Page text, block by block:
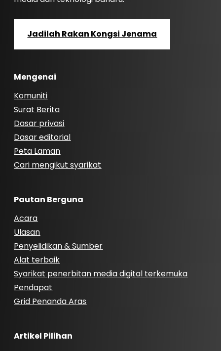
Jadilah Rakan Kongsi Jenama
Mengenai
Komuniti
Surat Berita
Dasar privasi
Dasar editorial
Peta Laman
Cari mengikut syarikat
Pautan Berguna
Acara
Ulasan
Penyelidikan & Sumber
Alat terbaik
Syarikat penerbitan media digital terkemuka
Pendapat
Grid Penanda Aras
Artikel Pilihan